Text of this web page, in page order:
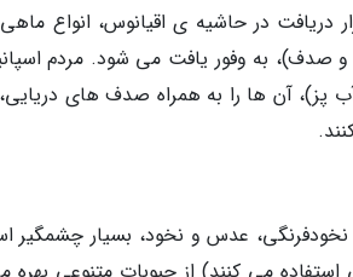
دریافت در حاشیه ی اقیانوس، انواع
صدف)، به وفور یافت می شود. مردم
آن ها را به همراه صدف های
نخودفرنگی، عدس و نخود، بسیار